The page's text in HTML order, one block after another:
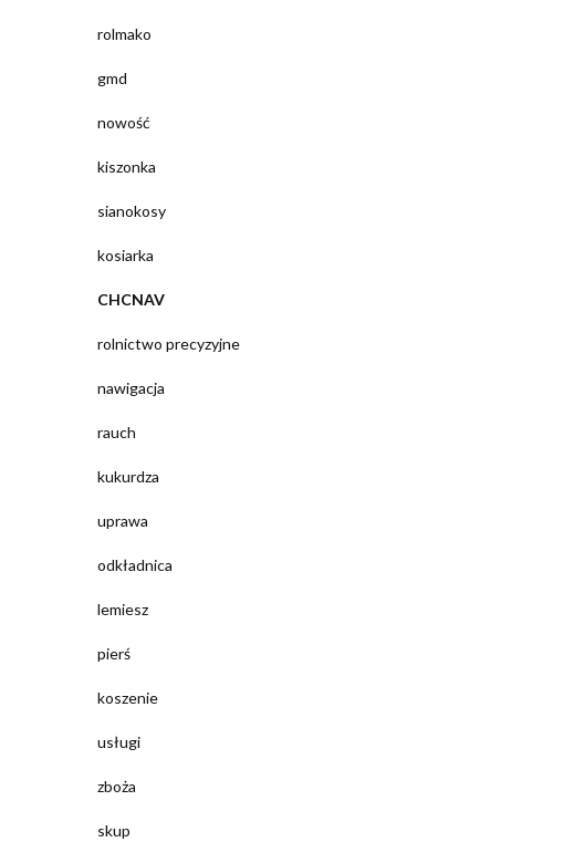
rolmako
gmd
nowość
kiszonka
sianokosy
kosiarka
CHCNAV
rolnictwo precyzyjne
nawigacja
rauch
kukurdza
uprawa
odkładnica
lemiesz
pierś
koszenie
usługi
zboża
skup